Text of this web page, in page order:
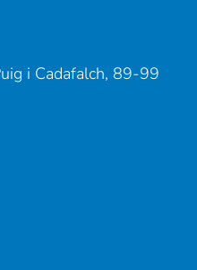
i Cadafalch, 89-99